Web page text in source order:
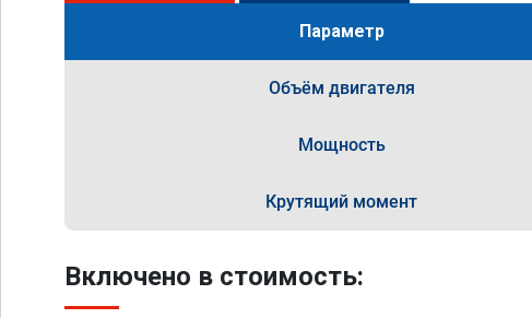
Параметр
Объём двигателя
Мощность
Крутящий момент
Включено в стоимость: